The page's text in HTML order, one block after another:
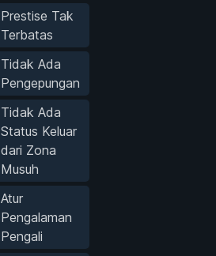
Prestise Tak
Terbatas
Tidak Ada
Pengepungan
Tidak Ada
Status Keluar
dari Zona
Musuh
Atur
Pengalaman
Pengali